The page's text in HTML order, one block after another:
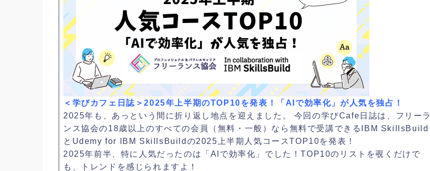
＜学びカフェ日誌＞2025年上半期のTOP10を発表！「AIで効率化」が人気を独占！
2025年も、あっという間に折り返し地点を迎えました。 今回の学びCafe日誌は、フリーラ
ンス協会の18歳以上のすべての会員（無料・一般）なら無料で受講できるIBM SkillsBuild
とUdemy for IBM SkillsBuildの2025上半期人気コースTOP10を発表！
2025年前半、特に人気だったのは「AIで効率化」でした！TOP10のリストを覗くだけで
も、トレンドを感じられますよ！